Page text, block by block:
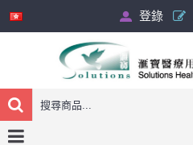
登錄